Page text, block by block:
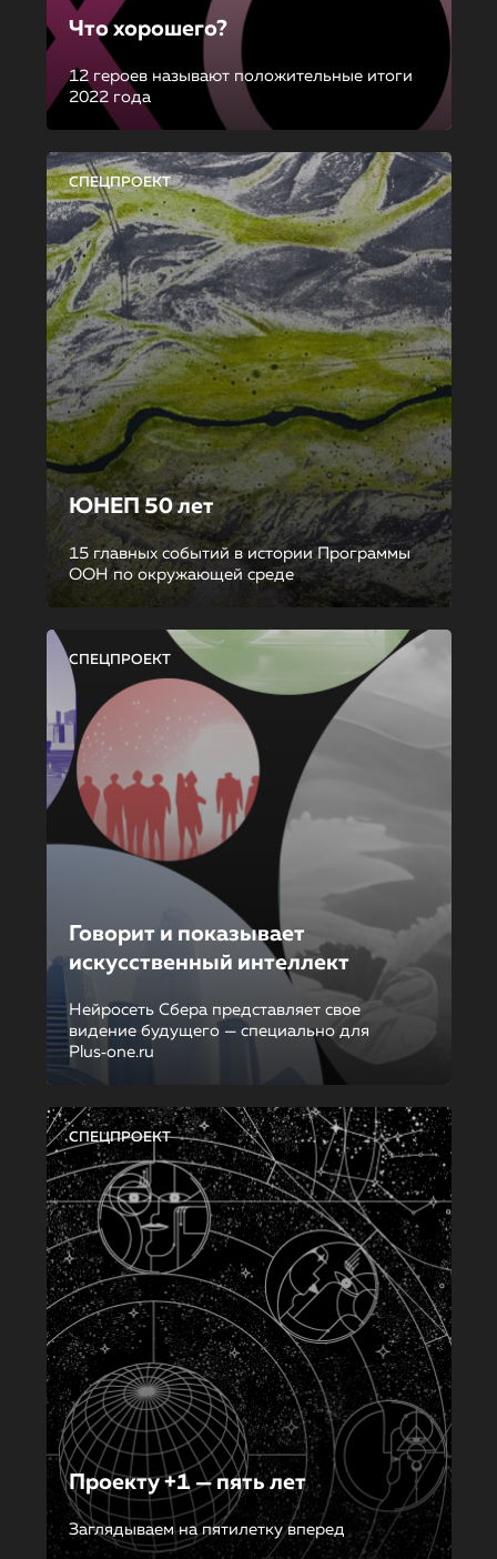
Что хорошего?
12 героев называют положительные итоги
2022 года
СПЕЦПРОЕКТ
ЮНЕП 50 лет
15 главных событий в истории Программы
ООН по окружающей среде
СПЕЦПРОЕКТ
Говорит и показывает
искусственный интеллект
Нейросеть Сбера представляет свое
видение будущего — специально для
Plus‑one.ru
СПЕЦПРОЕКТ
Проекту +1 — пять лет
Заглядываем на пятилетку вперед